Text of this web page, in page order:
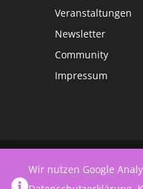
Veranstaltungen
Newsletter
Community
Impressum
Wir nutzen Google